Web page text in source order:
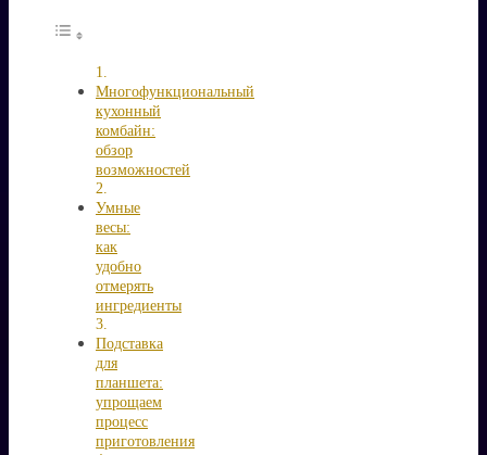
Многофункциональный
кухонный
комбайн:
обзор
возможностей
Умные
весы:
как
удобно
отмерять
ингредиенты
Подставка
для
планшета:
упрощаем
процесс
приготовления